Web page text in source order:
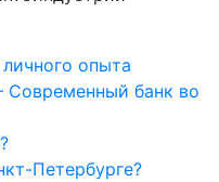
банк во
Петербурге?